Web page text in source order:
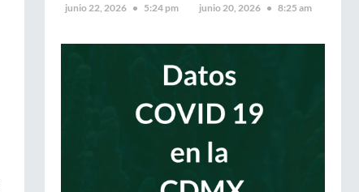
junio 22, 2026 5:24 pm junio 20, 2026 8:25 am